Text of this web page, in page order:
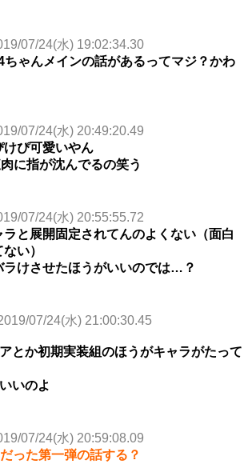
07/24(水) 19:02:34.30
ちゃんメインの話があるってマジ？かわ
07/24(水) 20:49:20.49
けぴ可愛いやん
に指が沈んでるの笑う
07/24(水) 20:55:55.72
と展開固定されてんのよくない（面白
い）
ラけさせたほうがいいのでは…？
07/24(水) 21:00:30.45
とか初期実装組のほうがキャラがたって
いのよ
07/24(水) 20:59:08.09
った第一弾の話する？